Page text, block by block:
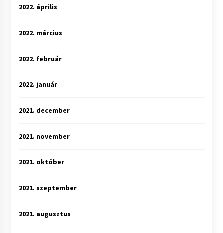
2022. április
2022. március
2022. február
2022. január
2021. december
2021. november
2021. október
2021. szeptember
2021. augusztus